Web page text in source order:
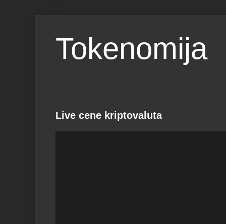
Tokenomija
Live cene kriptovaluta